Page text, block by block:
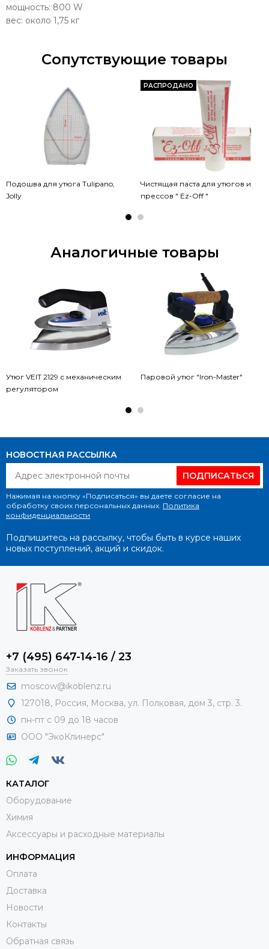
мощность: 800 W
вес: около 1,75 кг
Сопутствующие товары
Подошва для утюга Tulipano,
Jolly
РАСПРОДАНО
Чистящая паста для утюгов и
прессов " Ez-Off "
Аналогичные товары
Утюг VEIT 2129 с механическим
регулятором
Паровой утюг "Iron-Master"
НОВОСТНАЯ РАССЫЛКА
ПОДПИСАТЬСЯ
Нажимая на кнопку «Подписаться» вы даете согласие на
обработку своих персональных данных. Политика
конфиденциальности
Подпишитесь на рассылку, чтобы быть в курсе наших
новых поступлений, акций и скидок.
+7 (495) 647-14-16 / 23
Заказать звонок
moscow@ikoblenz.ru
127018, Россия, Москва, ул. Полковая, дом 3, стр. 3.
пн-пт с 09 до 18 часов
ООО "ЭкоКлинерс"
КАТАЛОГ
Оборудование
Химия
Аксессуары и расходные материалы
ИНФОРМАЦИЯ
Оплата
Доставка
Новости
Контакты
Обратная связь